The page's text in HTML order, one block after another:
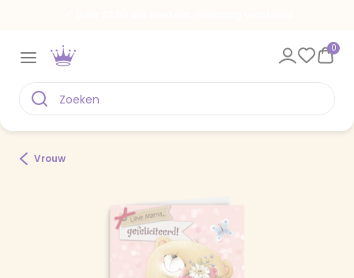
0
Vrouw